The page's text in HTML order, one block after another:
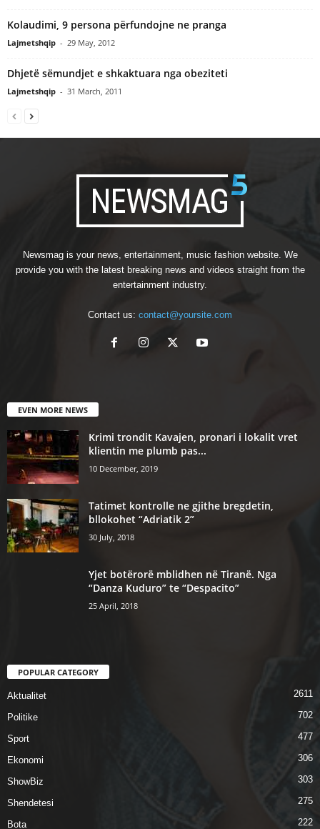
Kolaudimi, 9 persona përfundojne ne pranga
Lajmetshqip - 29 May, 2012
Dhjetë sëmundjet e shkaktuara nga obeziteti
Lajmetshqip - 31 March, 2011
Newsmag is your news, entertainment, music fashion website. We
provide you with the latest breaking news and videos straight from the
entertainment industry.
Contact us: contact@yoursite.com
EVEN MORE NEWS
Krimi trondit Kavajen, pronari i lokalit vret
klientin me plumb pas...
10 December, 2019
Tatimet kontrolle ne gjithe bregdetin,
bllokohet “Adriatik 2”
30 July, 2018
Yjet botërorë mblidhen në Tiranë. Nga
“Danza Kuduro” te “Despacito”
25 April, 2018
POPULAR CATEGORY
Aktualitet 2611
Politike 702
Sport 477
Ekonomi 306
ShowBiz 303
Shendetesi 275
Bota 222